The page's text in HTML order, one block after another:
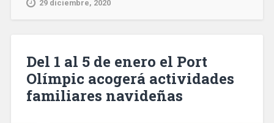
la
Nochevieja
hasta
29 diciembre, 2020
Del 1 al 5 de enero el Port
Olímpic acogerá actividades
familiares navideñas